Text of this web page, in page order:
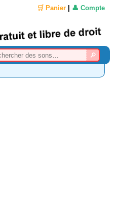
🛒 Panier 👤 Compte